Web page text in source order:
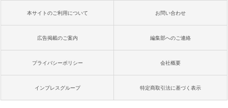
本サイトのご利用について お問い合わせ
広告掲載のご案内 編集部へのご連絡
プライバシーポリシー 会社概要
インプレスグループ 特定商取引法に基づく表示